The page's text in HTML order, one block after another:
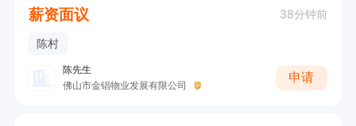
薪资面议
38分钟前
陈村
陈先生
佛山市金锠物业发展有限公司
申请